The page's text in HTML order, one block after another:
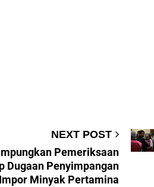
NEXT POST
Pemeriksaan
Dugaan Penyimpangan
Impor Minyak Pertamina